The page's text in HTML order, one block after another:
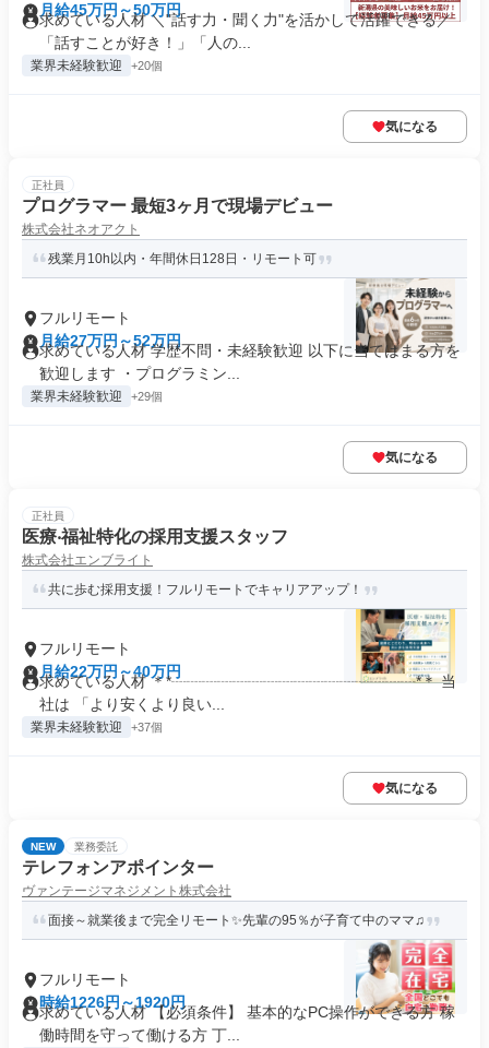
月給45万円～50万円
求めている人材 ＼"話す力・聞く力"を活かして活躍できる／
「話すことが好き！」「人の...
業界未経験歓迎 +20個
気になる
正社員
プログラマー 最短3ヶ月で現場デビュー
株式会社ネオアクト
残業月10h以内・年間休日128日・リモート可
フルリモート
月給27万円～52万円
求めている人材 学歴不問・未経験歓迎 以下に当てはまる方を
歓迎します ・プログラミン...
業界未経験歓迎 +29個
気になる
正社員
医療‧福祉特化の採用支援スタッフ
株式会社エンブライト
共に歩む採用支援！フルリモートでキャリアアップ！
フルリモート
月給22万円～40万円
求めている人材 ＊*┈┈┈┈┈┈┈┈┈┈┈┈┈┈┈┈*＊ 当
社は 「より安くより良い...
業界未経験歓迎 +37個
気になる
NEW 業務委託
テレフォンアポインター
ヴァンテージマネジメント株式会社
面接～就業後まで完全リモート✨先輩の95％が子育て中のママ♫
フルリモート
時給1226円～1920円
求めている人材 【必須条件】 基本的なPC操作ができる方 稼
働時間を守って働ける方 丁...